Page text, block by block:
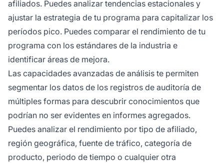
afiliados. Puedes analizar tendencias estacionales y
ajustar la estrategia de tu programa para capitalizar los
períodos pico. Puedes comparar el rendimiento de tu
programa con los estándares de la industria e
identificar áreas de mejora.
Las capacidades avanzadas de análisis te permiten
segmentar los datos de los registros de auditoría de
múltiples formas para descubrir conocimientos que
podrían no ser evidentes en informes agregados.
Puedes analizar el rendimiento por tipo de afiliado,
región geográfica, fuente de tráfico, categoría de
producto, periodo de tiempo o cualquier otra